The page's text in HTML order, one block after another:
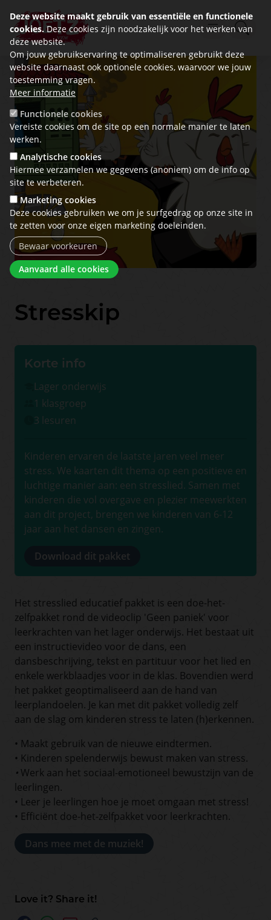
Deze website maakt gebruik van essentiële en functionele
cookies. Deze cookies zijn noodzakelijk voor het werken van
deze website.
Om jouw gebruikservaring te optimaliseren gebruikt deze
website daarnaast ook optionele cookies, waarvoor we jouw
toestemming vragen.
Meer informatie
Functionele cookies
Vereiste cookies om de site op een normale manier te laten
werken.
Analytische cookies
Hiermee verzamelen we gegevens (anoniem) om de info op
site te verbeteren.
Marketing cookies
Deze cookies gebruiken we om je surfgedrag op onze site in
te zetten voor onze eigen marketing doeleinden.
Bewaar voorkeuren
Aanvaard alle cookies Toestemming intrekken
Stresskip
Korte info
Lager onderwijs
1 klasgroep
3 lesuren
Kinderen ervaren de laatste jaren veel meer
stress. We kaarten dit thema op een positieve en
luchtige manier aan: een stresslied. Samen met
kinderen die vol overgave en plezier meewerkten
aan dit project, brengen we kinderen van 6-12
jaar aan het dansen en zingen.
Download dit pakket
Het stresslied educatief pakket is een doe-het-
zelfpakket rond de videoclip 'Geen paniek' voor
leerkrachten van het lager onderwijs. Het bestaat uit
een instructievideo voor de dans, een
dansbeschrijving, tekst en partituur voor het lied en
enkele werkblaadjes voor in de klas. Bovendien werd
het pakket geoptimaliseerd aan de hand van
leerplandoelen. Je kan met dit pakket volledig zelf
aan de slag om kinderen stress te laten (h)erkennen.
• Maakt gebruik van de nieuwe eindtermen.
• Kinderen spelenderwijs bewust maken van stress.
• Werk aan het sociaal-emotioneel bewustzijn van de
leerlingen.
• Leer je leerlingen hoe je moet omgaan met stress!
• Efficiënt doe-het-zelfpakket voor leerkrachten.
Dans mee met de muziek!
Love it? Share it!